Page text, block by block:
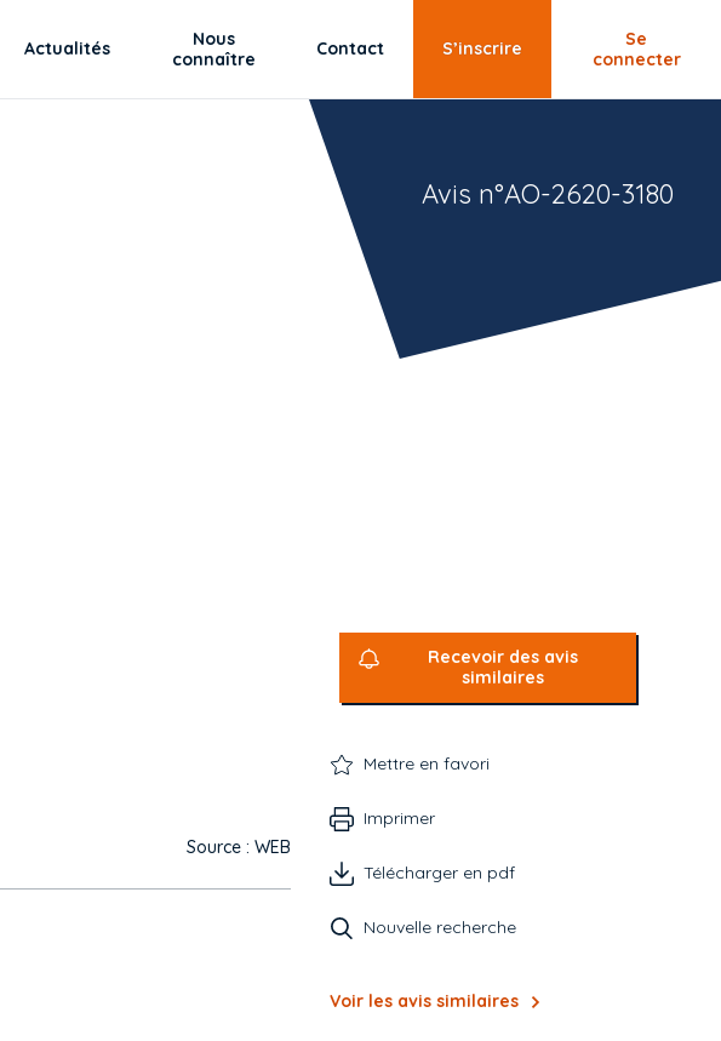
Actualités
Nous
connaître
Contact S’inscrire
Se
connecter
Avis n°AO-2620-3180
Source : WEB
Recevoir des avis
similaires
Mettre en favori
Imprimer
Télécharger en pdf
Nouvelle recherche
Voir les avis similaires